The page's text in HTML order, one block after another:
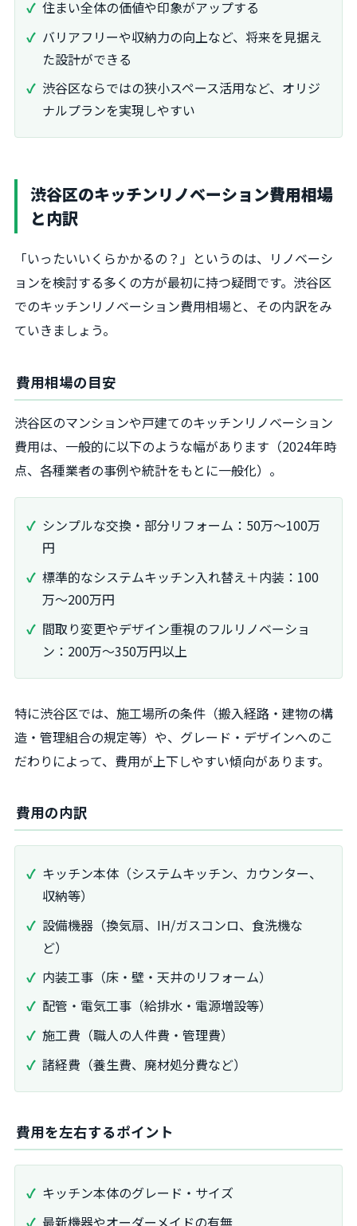
住まい全体の価値や印象がアップする
バリアフリーや収納力の向上など、将来を見据え
た設計ができる
渋谷区ならではの狭小スペース活用など、オリジ
ナルプランを実現しやすい
渋谷区のキッチンリノベーション費用相場
と内訳
「いったいいくらかかるの？」というのは、リノベーシ
ョンを検討する多くの方が最初に持つ疑問です。渋谷区
でのキッチンリノベーション費用相場と、その内訳をみ
ていきましょう。
費用相場の目安
渋谷区のマンションや戸建てのキッチンリノベーション
費用は、一般的に以下のような幅があります（2024年時
点、各種業者の事例や統計をもとに一般化）。
シンプルな交換・部分リフォーム：50万～100万
円
標準的なシステムキッチン入れ替え＋内装：100
万～200万円
間取り変更やデザイン重視のフルリノベーショ
ン：200万～350万円以上
特に渋谷区では、施工場所の条件（搬入経路・建物の構
造・管理組合の規定等）や、グレード・デザインへのこ
だわりによって、費用が上下しやすい傾向があります。
費用の内訳
キッチン本体（システムキッチン、カウンター、
収納等）
設備機器（換気扇、IH/ガスコンロ、食洗機な
ど）
内装工事（床・壁・天井のリフォーム）
配管・電気工事（給排水・電源増設等）
施工費（職人の人件費・管理費）
諸経費（養生費、廃材処分費など）
費用を左右するポイント
キッチン本体のグレード・サイズ
最新機器やオーダーメイドの有無